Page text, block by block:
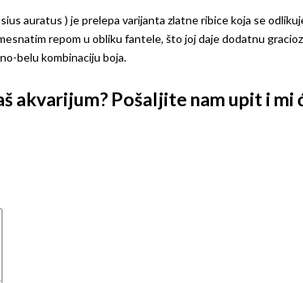
auratus ) je prelepa varijanta zlatne ribice koja se
repom u obliku fantele, što joj daje dodatnu
belu kombinaciju boja.
akvarijum? Pošaljite nam upit i